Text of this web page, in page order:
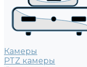
Камеры
PTZ камеры